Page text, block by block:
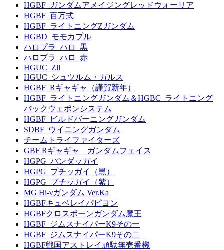
HGBF_ガンダムアメイジングレッドウォーリア
HGBF_百万式
HGBF_ライトニングZガンダム
HGBD_モモカプル
ハロプラ_ハロ_黒
ハロプラ_ハロ_赤
HGUC_Zll
HGUC_シュツルム・ガルス
HGBF_Rギャギャ（謹賀新年）
HGBF_ライトニングガンダム＆HGBC_ライトニング
バックウェポンシステム
HGBF_ビルドバーニングガンダム
SDBF_ウイニングガンダム
チームトライファイターズ
GBF Rギャギャ ガンダムフェイス
HGPG_パンダッガイ
HGPG_プチッガイ（黒）
HGPG_プチッガイ（紫）
MG Hi-νガンダム Ver.Ka
HGBFキュベレイパピヨン
HGBFクロスボーンガンダム魔王
HGBF_ジムスナイパーK9その一
HGBF_ジムスナイパーK9その二
HGBF戦国アストレイ頑駄無壱番機